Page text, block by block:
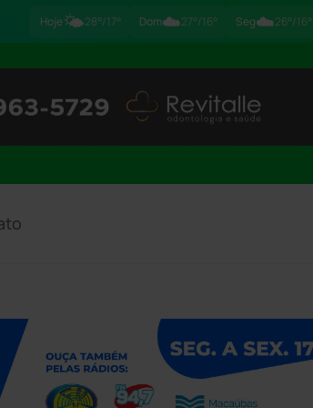
Hoje🌤️28°/17° Dom☁️27°/16° Seg☁️26°/16°